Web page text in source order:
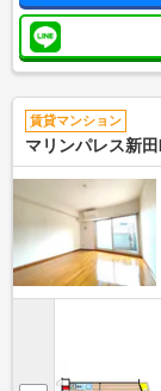
賃貸マンション
マリンパレス新